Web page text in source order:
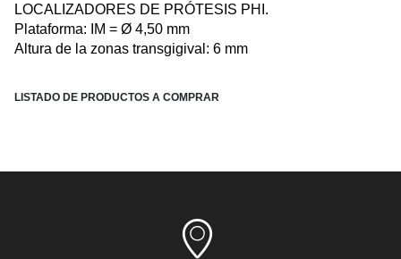
LOCALIZADORES DE PRÓTESIS PHI.
Plataforma: IM = Ø 4,50 mm
Altura de la zonas transgigival: 6 mm
LISTADO DE PRODUCTOS A COMPRAR